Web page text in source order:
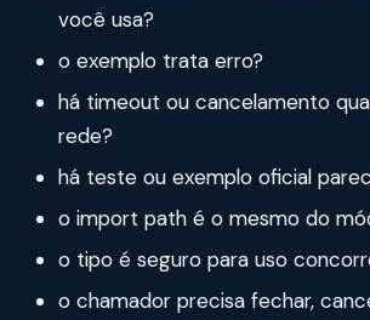
você usa?
o exemplo trata erro?
há timeout ou cancelamento
rede?
há teste ou exemplo oficial
o import path é o mesmo do
o tipo é seguro para uso
o chamador precisa fechar,